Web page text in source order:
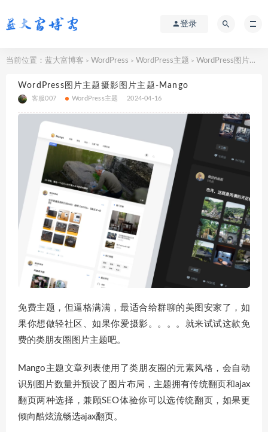
登录
当前位置： 蓝大富博客 > WordPress > WordPress主题 > WordPress图片主题摄影图片主题-Mango
WordPress图片主题摄影图片主题-Mango
客服007 WordPress主题 2024-04-16
免费主题，但逼格满满，最适合给群聊的美图安家了，如
果你想做轻社区、如果你爱摄影。。。。就来试试这款免
费的类朋友圈图片主题吧。
Mango主题文章列表使用了类朋友圈的元素风格，会自动
识别图片数量并预设了图片布局，主题拥有传统翻页和ajax
翻页两种选择，兼顾SEO体验你可以选传统翻页，如果更
倾向酷炫流畅选ajax翻页。